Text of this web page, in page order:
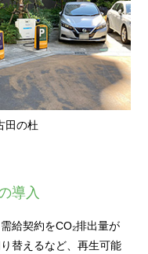
田の杜
導入
給契約をCO₂排出量が
替えるなど、再生可能